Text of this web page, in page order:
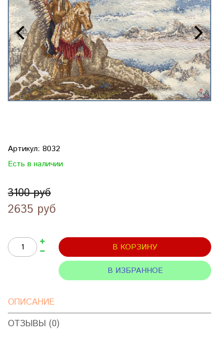
Артикул: 8032
Есть в наличии
3100 руб
2635 руб
В КОРЗИНУ
В ИЗБРАННОЕ
ОПИСАНИЕ
ОТЗЫВЫ (0)